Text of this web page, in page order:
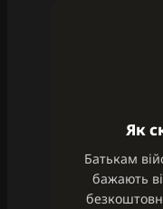
Як
Батькам
бажають